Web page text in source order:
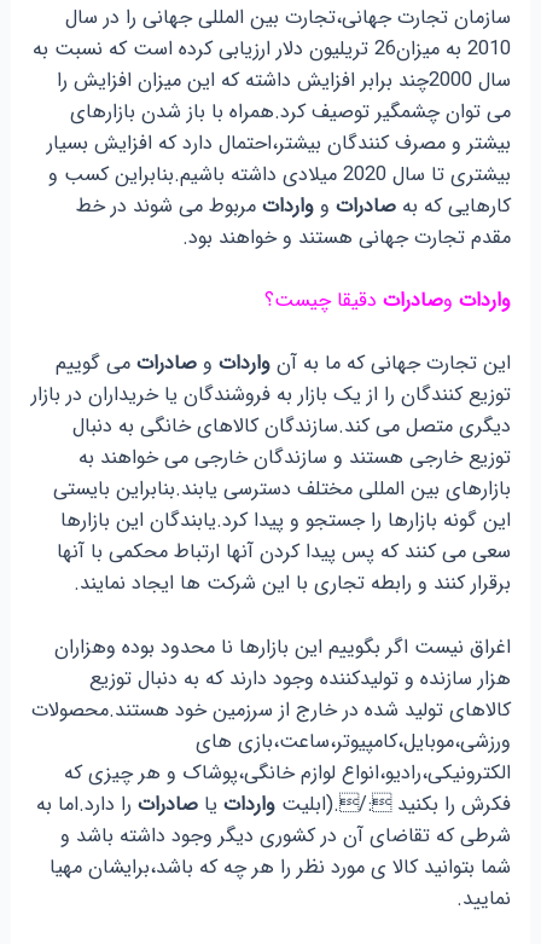
سازمان تجارت جهانی،تجارت بین المللی جهانی را در سال
2010 به میزان26 تریلیون دلار ارزیابی کرده است که نسبت به
سال 2000چند برابر افزایش داشته که این میزان افزایش را
می توان چشمگیر توصیف کرد.همراه با باز شدن بازارهای
بیشتر و مصرف کنندگان بیشتر،احتمال دارد که افزایش بسیار
بیشتری تا سال 2020 میلادی داشته باشیم.بنابراین کسب و
کارهایی که بهصادرات ووارداتمربوط می شوند در خط
مقدم تجارت جهانی هستند و خواهند بود.
واردات وصادرات دقیقا چیست؟
این تجارت جهانی که ما به آنواردات وصادراتمی گوییم
توزیع کنندگان را از یک بازار به فروشندگان یا خریداران در بازار
دیگری متصل می کند.سازندگان کالاهای خانگی به دنبال
توزیع خارجی هستند و سازندگان خارجی می خواهند به
بازارهای بین المللی مختلف دسترسی یابند.بنابراین بایستی
این گونه بازارها را جستجو و پیدا کرد.یابندگان این بازارها
سعی می کنند که پس پیدا کردن آنها ارتباط محکمی با آنها
برقرار کنند و رابطه تجاری با این شرکت ها ایجاد نمایند.
اغراق نیست اگر بگوییم این بازارها نا محدود بوده وهزاران
هزار سازنده و تولیدکننده وجود دارند که به دنبال توزیع
کالاهای تولید شده در خارج از سرزمین خود هستند.محصولات
ورزشی،موبایل،کامپیوتر،ساعت،بازی های
الکترونیکی،رادیو،انواع لوازم خانگی،پوشاک و هر چیزی که
فکرش را بکنید :/.(ابلیتواردات یاصادرات را دارد.اما به
شرطی که تقاضای آن در کشوری دیگر وجود داشته باشد و
شما بتوانید کالا ی مورد نظر را هر چه که باشد،برایشان مهیا
نمایید.